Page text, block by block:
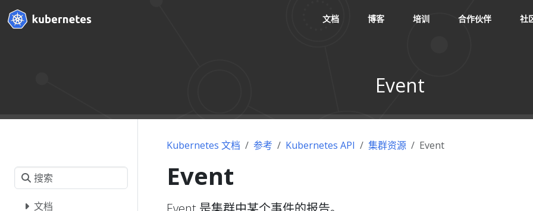
文档 博客 培训 合作伙伴 社
Event
文档
Kubernetes 文档 参考 Kubernetes API 集群资源 Event
Event